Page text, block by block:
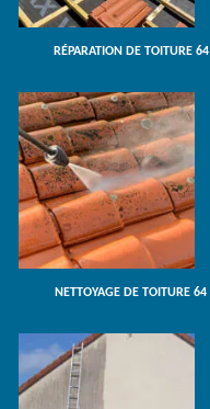
RÉPARATION DE TOITURE 64
NETTOYAGE DE TOITURE 64